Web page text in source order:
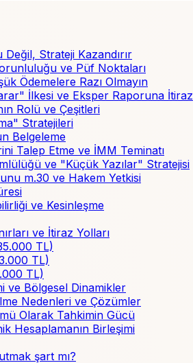
Strateji Kazandırır
ve Püf Noktaları
Ödemelere Razı Olmayın
İlkesi ve Eksper Raporuna İtiraz
Rolü ve Çeşitleri
Stratejileri
Belgeleme
Talep Etme ve İMM Teminatı
ve "Küçük Yazılar" Stratejisi
m.30 ve Hakem Yetkisi
ve Kesinleşme
ve İtiraz Yolları
TL)
TL)
TL)
ve Bölgesel Dinamikler
Nedenleri ve Çözümler
Olarak Tahkimin Gücü
Hesaplamanın Birleşimi
şart mı?